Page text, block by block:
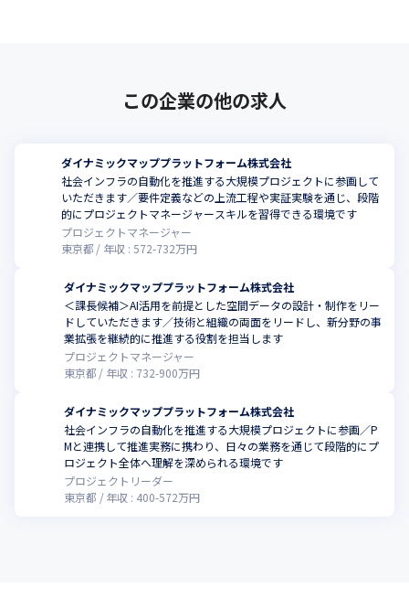
この企業の他の求人
ダイナミックマッププラットフォーム株式会社
社会インフラの自動化を推進する大規模プロジェクトに参画して
いただきます／要件定義などの上流工程や実証実験を通じ、段階
的にプロジェクトマネージャースキルを習得できる環境です
プロジェクトマネージャー
東京都
年収 : 572-732万円
ダイナミックマッププラットフォーム株式会社
＜課長候補＞AI活用を前提とした空間データの設計・制作をリー
ドしていただきます／技術と組織の両面をリードし、新分野の事
業拡張を継続的に推進する役割を担当します
プロジェクトマネージャー
東京都
年収 : 732-900万円
ダイナミックマッププラットフォーム株式会社
社会インフラの自動化を推進する大規模プロジェクトに参画／P
Mと連携して推進実務に携わり、日々の業務を通じて段階的にプ
ロジェクト全体へ理解を深められる環境です
プロジェクトリーダー
東京都
年収 : 400-572万円